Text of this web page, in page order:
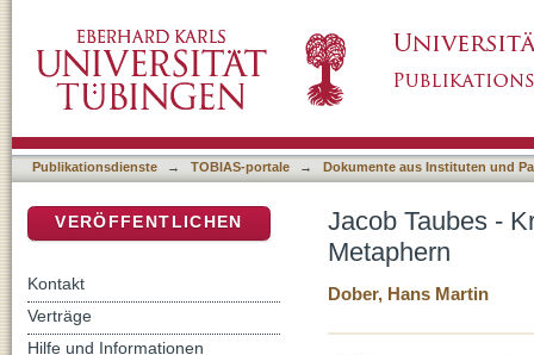
Publikationsdienste → TOBIAS-portale → Dokumente aus Instituten und
Jacob Taubes -
Metaphern
Dober, Hans Martin
VERÖFFENTLICHEN
Kontakt
Verträge
Hilfe und Informationen